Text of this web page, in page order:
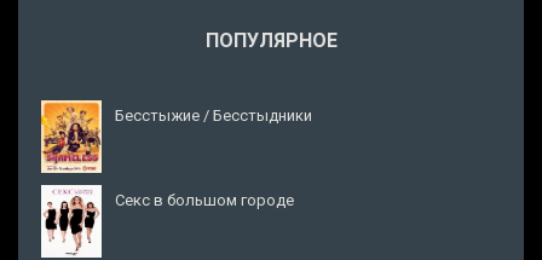
ПОПУЛЯРНОЕ
Бесстыжие / Бесстыдники
Секс в большом городе